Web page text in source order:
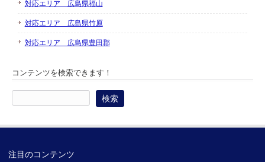
対応エリア 広島県福山
対応エリア 広島県竹原
対応エリア 広島県豊田郡
コンテンツを検索できます！
索:
注目のコンテンツ